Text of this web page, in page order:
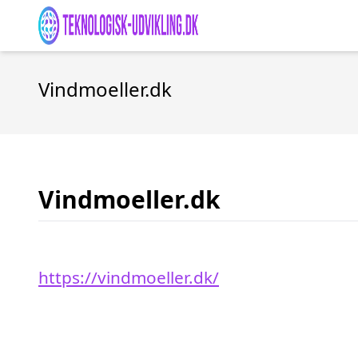
Vindmoeller.dk
Vindmoeller.dk
https://vindmoeller.dk/